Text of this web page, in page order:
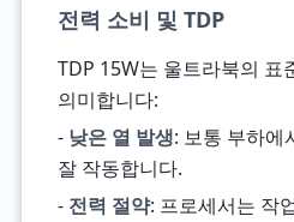
전력 소비 및 TDP
TDP 15W는 울트라북의 표
의미합니다:
- 낮은 열 발생: 보통 부하에
잘 작동합니다.
- 전력 절약: 프로세서는 작